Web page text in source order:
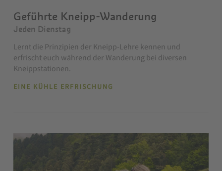
Geführte Kneipp-Wanderung
Jeden Dienstag
Lernt die Prinzipien der Kneipp-Lehre kennen und
erfrischt euch während der Wanderung bei diversen
Kneippstationen.
EINE KÜHLE ERFRISCHUNG